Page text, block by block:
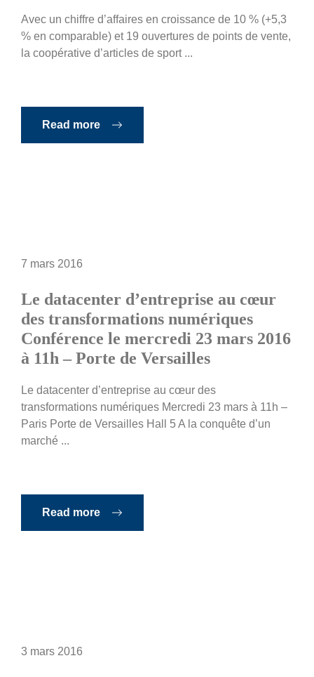
Avec un chiffre d’affaires en croissance de 10 % (+5,3
% en comparable) et 19 ouvertures de points de vente,
la coopérative d’articles de sport ...
Read more
7 mars 2016
Le datacenter d’entreprise au cœur
des transformations numériques
Conférence le mercredi 23 mars 2016
à 11h – Porte de Versailles
Le datacenter d’entreprise au cœur des
transformations numériques Mercredi 23 mars à 11h –
Paris Porte de Versailles Hall 5 A la conquête d’un
marché ...
Read more
3 mars 2016